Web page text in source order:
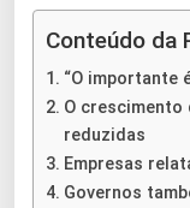
Conteúdo da
“O importante
O crescimento
reduzidas
Empresas
Governos